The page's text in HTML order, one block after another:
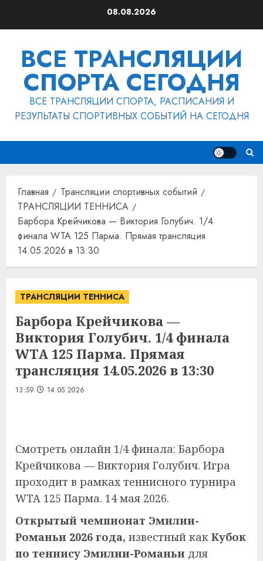
08.08.2026
ВСЕ ТРАНСЛЯЦИИ
СПОРТА СЕГОДНЯ
ВСЕ ТРАНСЛЯЦИИ СПОРТА, РАСПИСАНИЯ И
РЕЗУЛЬТАТЫ СПОРТИВНЫХ СОБЫТИЙ НА СЕГОДНЯ
Главная
Трансляции спортивных событий
ТРАНСЛЯЦИИ ТЕННИСА
Барбора Крейчикова — Виктория Голубич. 1/4
финала WTA 125 Парма. Прямая трансляция
14.05.2026 в 13:30
ТРАНСЛЯЦИИ ТЕННИСА
Барбора Крейчикова —
Виктория Голубич. 1/4 финала
WTA 125 Парма. Прямая
трансляция 14.05.2026 в 13:30
13:59 14.05.2026
Смотреть онлайн 1/4 финала: Барбора
Крейчикова — Виктория Голубич. Игра
проходит в рамках теннисного турнира
WTA 125 Парма. 14 мая 2026.
Открытый чемпионат Эмилии-
Романьи 2026 года, известный как Кубок
по теннису Эмилии-Романьи для